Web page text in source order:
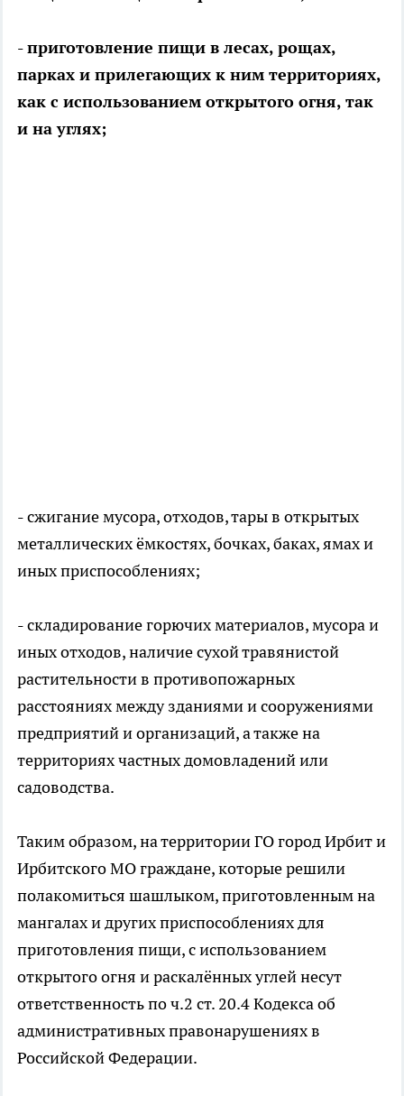
- приготовление пищи в лесах, рощах,
парках и прилегающих к ним территориях,
как с использованием открытого огня, так
и на углях;
- сжигание мусора, отходов, тары в открытых
металлических ёмкостях, бочках, баках, ямах и
иных приспособлениях;
- складирование горючих материалов, мусора и
иных отходов, наличие сухой травянистой
растительности в противопожарных
расстояниях между зданиями и сооружениями
предприятий и организаций, а также на
территориях частных домовладений или
садоводства.
Таким образом, на территории ГО город Ирбит и
Ирбитского МО граждане, которые решили
полакомиться шашлыком, приготовленным на
мангалах и других приспособлениях для
приготовления пищи, с использованием
открытого огня и раскалённых углей несут
ответственность по ч.2 ст. 20.4 Кодекса об
административных правонарушениях в
Российской Федерации.